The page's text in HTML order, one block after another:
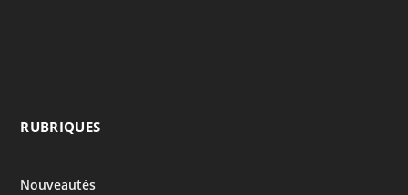
RUBRIQUES
Nouveautés